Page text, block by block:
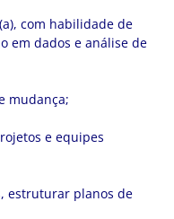
com habilidade de
em dados e análise de
mudança;
e equipes
estruturar planos de